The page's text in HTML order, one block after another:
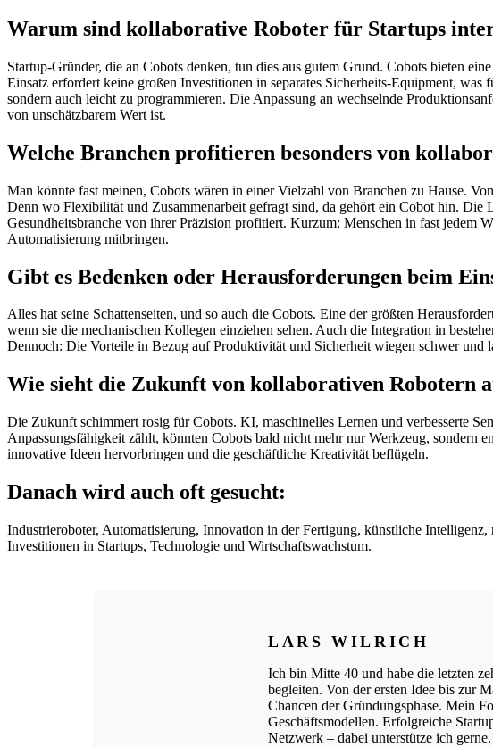
Warum sind kollaborative Roboter für Startups
Startup-Gründer, die an Cobots denken, tun dies aus gutem Grund. Cobots bieten
Einsatz erfordert keine großen Investitionen in separates Sicherheits-Equipment,
sondern auch leicht zu programmieren. Die Anpassung an wechselnde
von unschätzbarem Wert ist.
Welche Branchen profitieren besonders von
Man könnte fast meinen, Cobots wären in einer Vielzahl von Branchen zu Hause.
Denn wo Flexibilität und Zusammenarbeit gefragt sind, da gehört ein Cobot hin. Die
Gesundheitsbranche von ihrer Präzision profitiert. Kurzum: Menschen in fast jedem
Automatisierung mitbringen.
Gibt es Bedenken oder Herausforderungen beim
Alles hat seine Schattenseiten, und so auch die Cobots. Eine der größten
wenn sie die mechanischen Kollegen einziehen sehen. Auch die Integration in
Dennoch: Die Vorteile in Bezug auf Produktivität und Sicherheit wiegen schwer und
Wie sieht die Zukunft von kollaborativen Robotern
Die Zukunft schimmert rosig für Cobots. KI, maschinelles Lernen und verbesserte
Anpassungsfähigkeit zählt, könnten Cobots bald nicht mehr nur Werkzeug, sondern
innovative Ideen hervorbringen und die geschäftliche Kreativität beflügeln.
Danach wird auch oft gesucht:
Industrieroboter, Automatisierung, Innovation in der Fertigung, künstliche
Investitionen in Startups, Technologie und Wirtschaftswachstum.
LARS WILRICH
Ich bin Mitte 40 und habe die letzten
begleiten. Von der ersten Idee bis zur
Chancen der Gründungsphase. Mein
Geschäftsmodellen. Erfolgreiche
Netzwerk – dabei unterstütze ich gerne.